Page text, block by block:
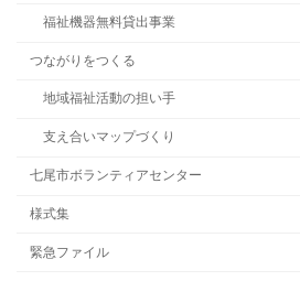
福祉機器無料貸出事業
つながりをつくる
地域福祉活動の担い手
支え合いマップづくり
七尾市ボランティアセンター
様式集
緊急ファイル